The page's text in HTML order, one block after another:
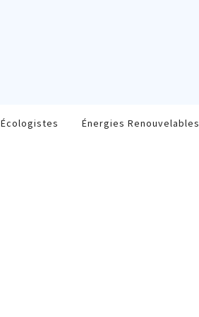
Écologistes Énergies Renouvelables